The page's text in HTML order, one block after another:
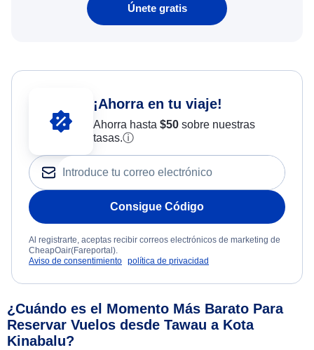
Únete gratis
¡Ahorra en tu viaje!
Ahorra hasta $50sobre nuestras
tasas.ⓘ
Consigue Código
Al registrarte, aceptas recibir correos electrónicos de marketing de
CheapOair(Fareportal).
Aviso de consentimiento política de privacidad
¿Cuándo es el Momento Más Barato Para
Reservar Vuelos desde Tawau a Kota
Kinabalu?